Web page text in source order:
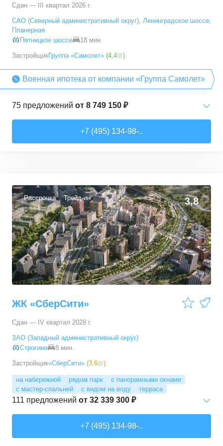
94,7– 94,7м² 1 предложение
Сдан — III квартал 2026 г.
САО (Северный административный округ), Ленинградское шоссе,
Планерная
Пятницкое шоссе
18 мин.
ЗастройщикГруппа «Самолет» (4,4 )
Военная ипотека от компании «Группа Самолет»
75 предложений от 8 749 150 ₽
2-комн. кв. от13 372 380 ₽
53,05–62,7м² 10 предложений
3-комн. кв. от17 498 090 ₽
76,45–81,28м² 11 предложений
4-комн. кв. от24 367 690 ₽
+7 (495) 134-98-..
Рассрочка Трейд-ин 3,8
ЖК «СберСити»
Сдан — IV квартал 2028 г.
ЗАО (Западный административный округ)
Строгино
8 мин.
Застройщик«СберСити» (3,6 )
на набережной рядом парк
с панорамными окнами
с мастер-спальней
с видом на воду терраса
111 предложений от 32 339 300 ₽
+7 (495) 134-98-..